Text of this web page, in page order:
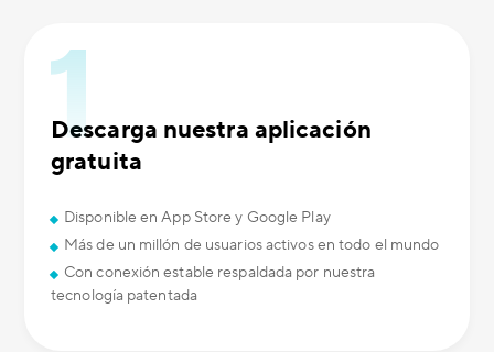
Descarga nuestra aplicación
gratuita
Disponible en App Store y Google Play
Más de un millón de usuarios activos en todo el mundo
Con conexión estable respaldada por nuestra
tecnología patentada